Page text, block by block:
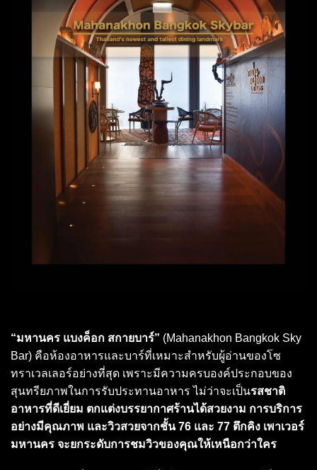
“มหานคร แบงค็อก สกายบาร์” (Mahanakhon Bangkok Sky
Bar) คือห้องอาหารและบาร์ที่เหมาะสำหรับผู้อ่านของโซ
ทราเวลเลอร์อย่างที่สุด เพราะมีความครบองค์ประกอบของ
สุนทรียภาพในการรับประทานอาหาร ไม่ว่าจะเป็นรสชาติ
อาหารที่ดีเยี่ยม ตกแต่งบรรยากาศร้านได้สวยงาม การบริการ
อย่างมีคุณภาพ และวิวสวยจากชั้น 76 และ 77 ตึกคิง เพาเวอร์
มหานคร จะยกระดับการชมวิวของคุณให้เหนือกว่าใคร